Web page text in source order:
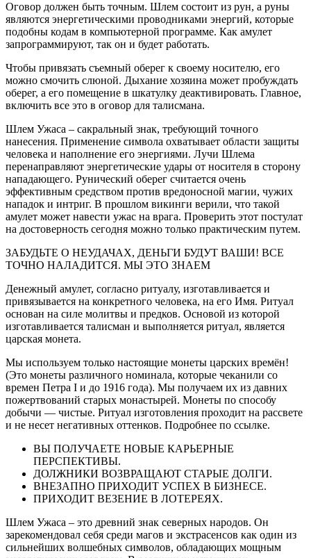
Оговор должен быть точным. Шлем состоит из рун, а руны
являются энергетическими проводниками энергий, которые
подобны кодам в компьютерной программе. Как амулет
запрограммируют, так он и будет работать.
Чтобы привязать съемный оберег к своему носителю, его
можно смочить слюной. Дыхание хозяина может пробуждать
оберег, а его помещение в шкатулку деактивировать. Главное,
включить все это в оговор для талисмана.
Шлем Ужаса – сакральный знак, требующий точного
нанесения. Применение символа охватывает области защиты
человека и наполнение его энергиями. Лучи Шлема
перенаправляют энергетические удары от носителя в сторону
нападающего. Рунический оберег считается очень
эффективным средством против вредоносной магии, чужих
нападок и интриг. В прошлом викинги верили, что такой
амулет может навести ужас на врага. Проверить этот постулат
на достоверность сегодня можно только практическим путем.
ЗАБУДЬТЕ О НЕУДАЧАХ, ДЕНЬГИ БУДУТ ВАШИ! ВСЕ
ТОЧНО НАЛАДИТСЯ. МЫ ЭТО ЗНАЕМ
Денежный амулет, согласно ритуалу, изготавливается и
привязывается на конкретного человека, на его Имя. Ритуал
основан на силе молитвы и предков. Основой из которой
изготавливается талисман и выполняется ритуал, является
царская монета.
Мы используем только настоящие монеты царских времён!
(Это монеты различного номинала, которые чеканили со
времен Петра I и до 1916 года). Мы получаем их из давних
пожертвований старых монастырей. Монеты по способу
добычи — чистые. Ритуал изготовления проходит на рассвете
и не несет негативных оттенков. Подробнее по ссылке.
ВЫ ПОЛУЧАЕТЕ НОВЫЕ КАРЬЕРНЫЕ
ПЕРСПЕКТИВЫ.
ДОЛЖНИКИ ВОЗВРАЩАЮТ СТАРЫЕ ДОЛГИ.
ВНЕЗАПНО ПРИХОДИТ УСПЕХ В БИЗНЕСЕ.
ПРИХОДИТ ВЕЗЕНИЕ В ЛОТЕРЕЯХ.
Шлем Ужаса – это древний знак северных народов. Он
зарекомендовал себя среди магов и экстрасенсов как один из
сильнейших волшебных символов, обладающих мощным